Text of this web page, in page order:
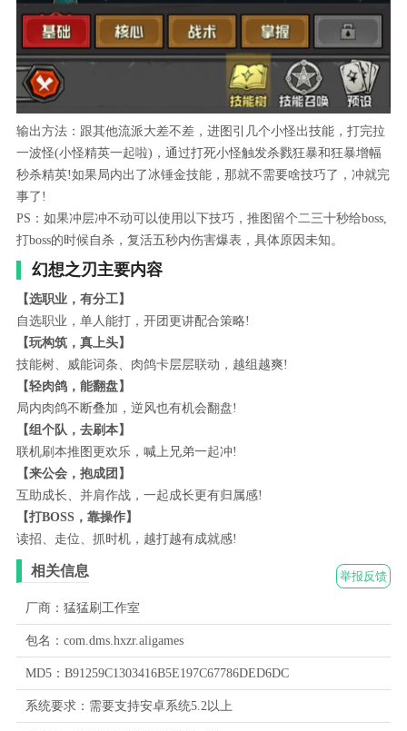
输出方法：跟其他流派大差不差，进图引几个小怪出技能，打完拉
一波怪(小怪精英一起啦)，通过打死小怪触发杀戮狂暴和狂暴增幅
秒杀精英!如果局内出了冰锤金技能，那就不需要啥技巧了，冲就完
事了!
PS：如果冲层冲不动可以使用以下技巧，推图留个二三十秒给boss,
打boss的时候自杀，复活五秒内伤害爆表，具体原因未知。
幻想之刃主要内容
【选职业，有分工】
自选职业，单人能打，开团更讲配合策略!
【玩构筑，真上头】
技能树、威能词条、肉鸽卡层层联动，越组越爽!
【轻肉鸽，能翻盘】
局内肉鸽不断叠加，逆风也有机会翻盘!
【组个队，去刷本】
联机刷本推图更欢乐，喊上兄弟一起冲!
【来公会，抱成团】
互助成长、并肩作战，一起成长更有归属感!
【打BOSS，靠操作】
读招、走位、抓时机，越打越有成就感!
举报反馈
相关信息
厂商：猛猛刷工作室
包名：com.dms.hxzr.aligames
MD5：B91259C1303416B5E197C67786DED6DC
系统要求：需要支持安卓系统5.2以上